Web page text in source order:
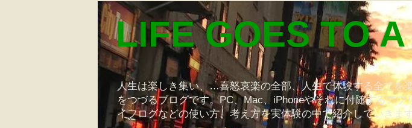
LIFE GOES TO
人生は楽しき集い、…喜怒哀楽の全部、人生で体験する全てを
をつづるブログです。PC、Mac、iPhoneやそれに付随するア
イフログなどの使い方、考え方を実体験の中で紹介していきま